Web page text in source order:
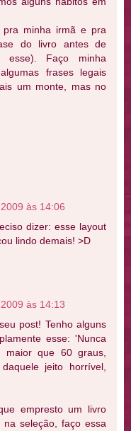
pra minha irmã e pra
do livro antes de
esse). Faço minha
frases legais
um monte, mas no
às 14:06
dizer: esse layout
lindo demais! >D
às 14:13
post! Tenho alguns
esse: 'Nunca
que 60 graus,
jeito horrível,
empresto um livro
seleção, faço essa